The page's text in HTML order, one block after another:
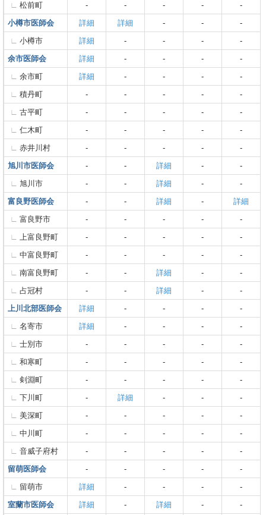
松前町
- - - -
-
小樽市医師会
詳細 詳細 - -
-
小樽市
詳細 - - -
-
余市医師会
詳細 - - -
-
余市町
詳細 - - -
-
積丹町
- - - -
-
古平町
- - - -
-
仁木町
- - - -
-
赤井川村
- - - -
-
旭川市医師会
- - 詳細 -
-
旭川市
- - 詳細 -
-
富良野医師会
- - 詳細 -
詳細
富良野市
- - - -
-
上富良野町
- - - -
-
中富良野町
- - - -
-
南富良野町
- - 詳細 -
-
占冠村
- - 詳細 -
-
上川北部医師会
詳細 - - -
-
名寄市
詳細 - - -
-
士別市
- - - -
-
和寒町
- - - -
-
剣淵町
- - - -
-
下川町
- 詳細 - -
-
美深町
- - - -
-
中川町
- - - -
-
音威子府村
- - - -
-
留萌医師会
- - - -
-
留萌市
詳細 - - -
-
室蘭市医師会
詳細 - 詳細 - -